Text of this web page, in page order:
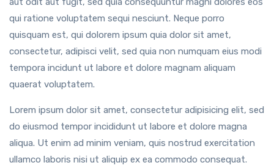
qui ratione voluptatem sequi nesciunt. Neque porro
quisquam est, qui dolorem ipsum quia dolor sit amet,
consectetur, adipisci velit, sed quia non numquam eius modi
tempora incidunt ut labore et dolore magnam aliquam
quaerat voluptatem.
Lorem ipsum dolor sit amet, consectetur adipisicing elit, sed
do eiusmod tempor incididunt ut labore et dolore magna
aliqua. Ut enim ad minim veniam, quis nostrud exercitation
ullamco laboris nisi ut aliquip ex ea commodo consequat.